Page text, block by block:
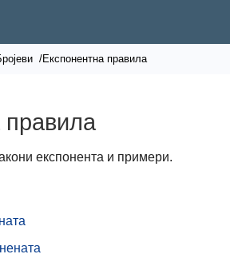
/Експонентна правила
правила
експонента и примери.